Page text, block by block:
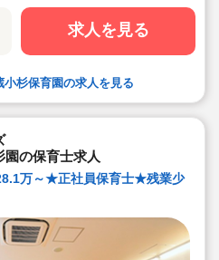
ップ研修 / 年間100以上実施 / 充実し
求人を見る
杉保育園の求人を見る
園の保育士求人
万～★正社員保育士★残業少